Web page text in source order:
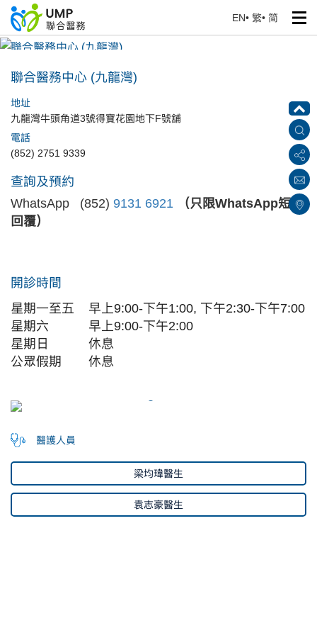
EN• 繁• 简
聯合醫務中心 (九龍灣)
聯合醫務中心 (九龍灣)
地址
九龍灣牛頭角道3號得寶花園地下F號舖
電話
(852) 2751 9339
查詢及預約
WhatsApp (852) 9131 6921
（只限WhatsApp短訊
回覆）
開診時間
星期一至五
早上9:00-下午1:00, 下午2:30-下午7:00
星期六
早上9:00-下午2:00
星期日
休息
公眾假期
休息
醫護人員
梁均瑋醫生
袁志豪醫生